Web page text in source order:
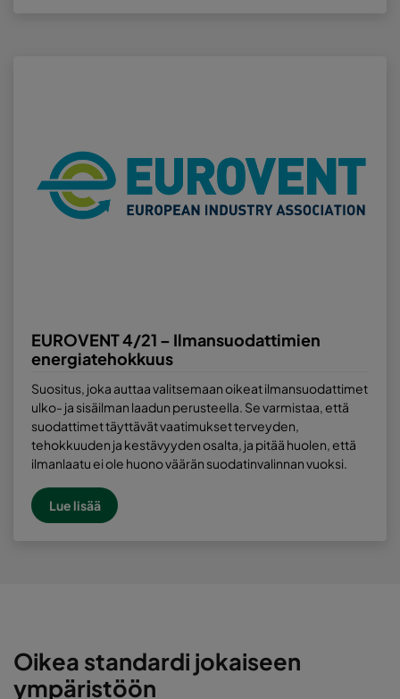
EUROVENT 4/21 – Ilmansuodattimien
energiatehokkuus
Suositus, joka auttaa valitsemaan oikeat ilmansuodattimet
ulko- ja sisäilman laadun perusteella. Se varmistaa, että
suodattimet täyttävät vaatimukset terveyden,
tehokkuuden ja kestävyyden osalta, ja pitää huolen, että
ilmanlaatu ei ole huono väärän suodatinvalinnan vuoksi.
Lue lisää
Oikea standardi jokaiseen
ympäristöön